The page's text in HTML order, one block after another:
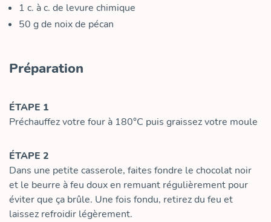
1 c. à c. de levure chimique
50 gde noix de pécan
Préparation
ÉTAPE 1
Préchauffez votre four à 180°C puis graissez votre moule
ÉTAPE 2
Dans une petite casserole, faites fondre le chocolat noir
et le beurre à feu doux en remuant régulièrement pour
éviter que ça brûle. Une fois fondu, retirez du feu et
laissez refroidir légèrement.